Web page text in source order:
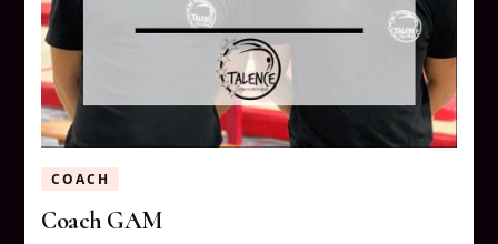
COACH
Coach GAM